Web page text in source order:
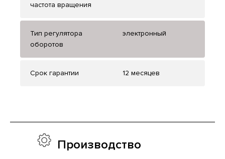
частота вращения
Тип регулятора
оборотов
электронный
Срок гарантии 12 месяцев
Производство